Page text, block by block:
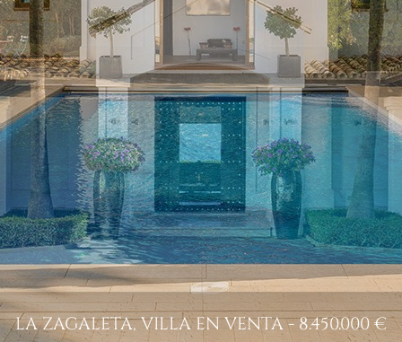
LA ZAGALETA, VILLA EN VENTA - 8.450.000 €